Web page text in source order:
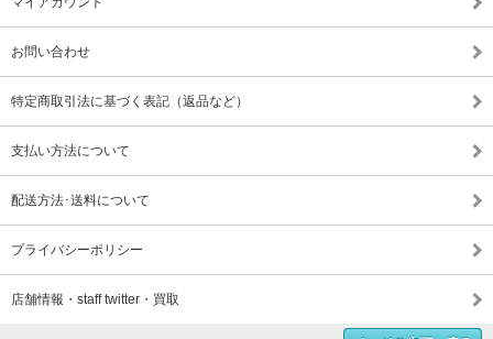
お問い合わせ
特定商取引法に基づく表記（返品など）
支払い方法について
配送方法･送料について
プライバシーポリシー
店舗情報・staff twitter・買取